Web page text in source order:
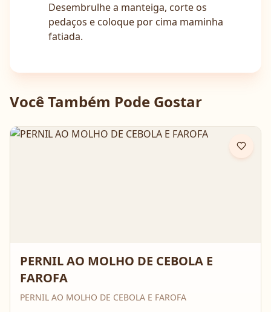
Desembrulhe a manteiga, corte os
pedaços e coloque por cima maminha
fatiada.
Você Também Pode Gostar
PERNIL AO MOLHO DE CEBOLA E
FAROFA
PERNIL AO MOLHO DE CEBOLA E FAROFA